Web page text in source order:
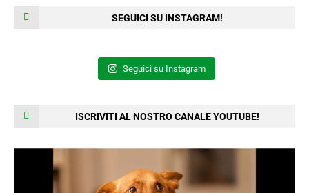
SEGUICI SU INSTAGRAM!
Seguici su Instagram
ISCRIVITI AL NOSTRO CANALE YOUTUBE!